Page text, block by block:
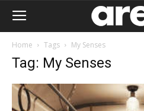
Home Tags My Senses
Tag: My Senses